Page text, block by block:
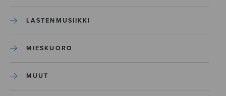
LASTENMUSIIKKI
MIESKUORO
MUUT